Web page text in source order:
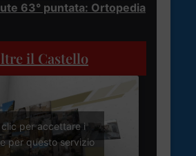
63° puntata: Ortopedia
il Castello
clic per accettare i
per questo servizio